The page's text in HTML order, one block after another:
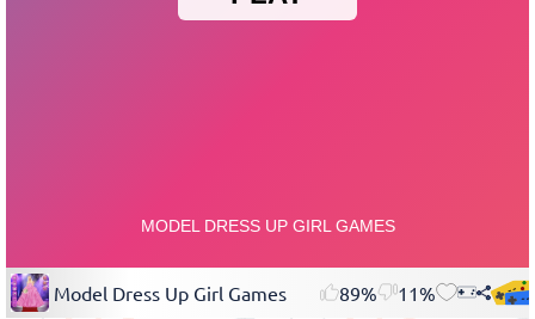
Model Dress Up Girl Games 89% 11%